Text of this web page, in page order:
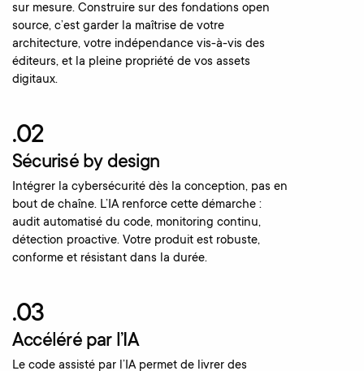
sur mesure. Construire sur des fondations open
source, c’est garder la maîtrise de votre
architecture, votre indépendance vis-à-vis des
éditeurs, et la pleine propriété de vos assets
digitaux.
.02
Sécurisé by design
Intégrer la cybersécurité dès la conception, pas en
bout de chaîne. L’IA renforce cette démarche :
audit automatisé du code, monitoring continu,
détection proactive. Votre produit est robuste,
conforme et résistant dans la durée.
.03
Accéléré par l’IA
Le code assisté par l’IA permet de livrer des